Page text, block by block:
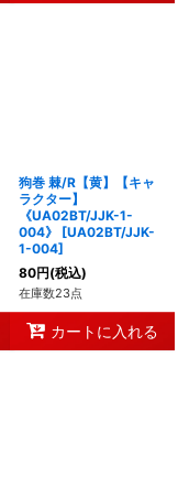
狗巻 棘/R【黄】【キャ
ラクター】
《UA02BT/JJK-1-
004》
[UA02BT/JJK-
1-004]
80円(税込)
在庫数23点
カートに入れる